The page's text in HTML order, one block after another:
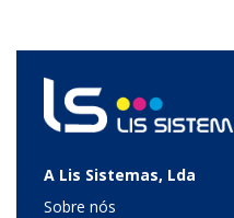
A Lis Sistemas, Lda
Sobre nós